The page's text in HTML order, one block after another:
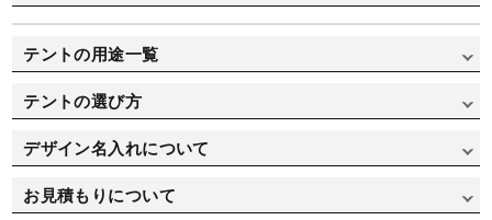
かんたんてんと（オールアルミ骨フレーム）
かんたんてんと 横幕
ミスタークイックテント（スチール&アルミ骨フレーム）
ミスタークイックテント（オールアルミ骨フレーム）
組み立て式パイプテント
組み立て式パイプテント（横幕一覧）
テントの用途一覧
イベント用途で選ぶ
寄贈/記念品用で選ぶ
運動会/卒業式用で選ぶ
テントの選び方
テントの選び方
デザイン名入れについて
オリジナルテント製作実績
お見積もりについて